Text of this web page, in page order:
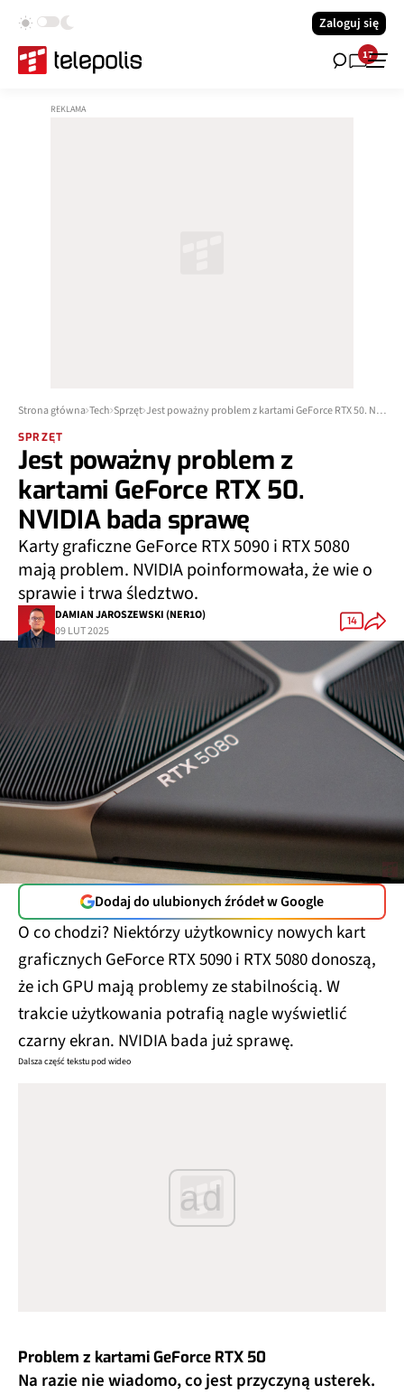
Zaloguj się
17
Strona główna Tech Sprzęt Jest poważny problem z kartami GeForce RTX 50. NVIDIA bada sprawę
SPRZĘT
Jest poważny problem z
kartami GeForce RTX 50.
NVIDIA bada sprawę
Karty graficzne GeForce RTX 5090 i RTX 5080
mają problem. NVIDIA poinformowała, że wie o
sprawie i trwa śledztwo.
DAMIAN JAROSZEWSKI (NER1O)
09 LUT 2025
14
Dodaj do ulubionych źródeł w Google
O co chodzi? Niektórzy użytkownicy nowych kart
graficznych GeForce RTX 5090 i RTX 5080 donoszą,
że ich GPU mają problemy ze stabilnością. W
trakcie użytkowania potrafią nagle wyświetlić
czarny ekran. NVIDIA bada już sprawę.
Dalsza część tekstu pod wideo
ad
Problem z kartami GeForce RTX 50
Na razie nie wiadomo, co jest przyczyną usterek.